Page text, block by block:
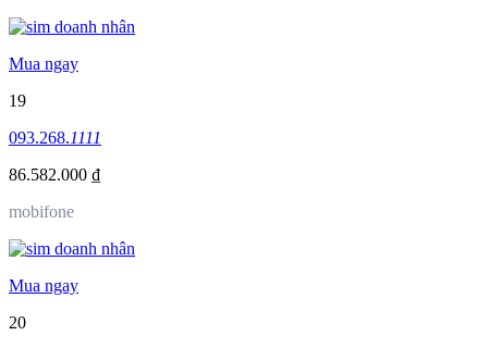
Mua ngay
19
093.268.1111
86.582.000 ₫
mobifone
Mua ngay
20